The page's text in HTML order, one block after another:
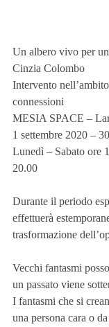
Un albero vivo per
Cinzia Colombo
Intervento
connessioni
MESIA SPACE –
1 settembre 2020 –
Lunedì – Sabato ore
20.00
Durante il periodo
effettuerà
trasformazione
Vecchi fantasmi
un passato viene
I fantasmi che si
una persona cara o